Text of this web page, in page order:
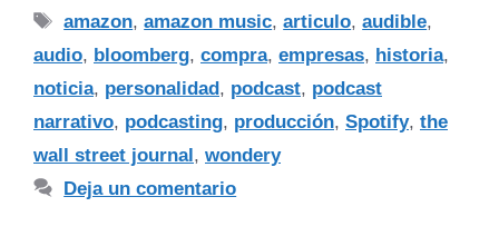
amazon,amazon music,articulo,audible,
audio, bloomberg, compra, empresas, historia,
noticia, personalidad, podcast, podcast
narrativo, podcasting, producción, Spotify, the
wall street journal, wondery
Deja un comentario